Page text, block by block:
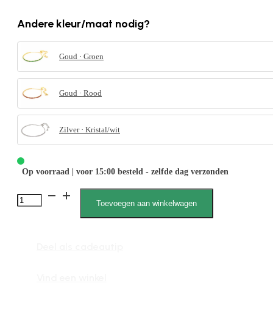
Andere kleur/maat nodig?
Goud · Groen
Goud · Rood
Zilver · Kristal/wit
Op voorraad | voor 15:00 besteld - zelfde dag verzonden
Janah
Toevoegen aan winkelwagen